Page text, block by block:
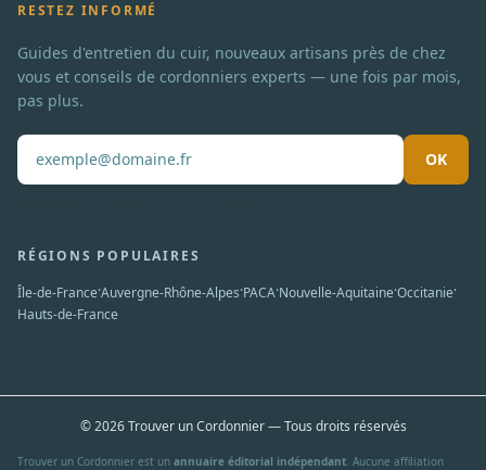
RESTEZ INFORMÉ
Guides d'entretien du cuir, nouveaux artisans près de chez
vous et conseils de cordonniers experts — une fois par mois,
pas plus.
OK
RÉGIONS POPULAIRES
Île-de-France·Auvergne-Rhône-Alpes·PACA·Nouvelle-Aquitaine·Occitanie·
Hauts-de-France
© 2026 Trouver un Cordonnier — Tous droits réservés
Trouver un Cordonnier est un annuaire éditorial indépendant. Aucune affiliation